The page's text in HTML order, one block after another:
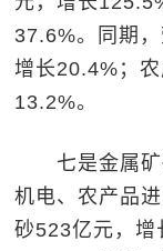
37.6%。同期
增长20.4%；
13.2%。
七是金属矿
机电、农产品
砂523亿元，